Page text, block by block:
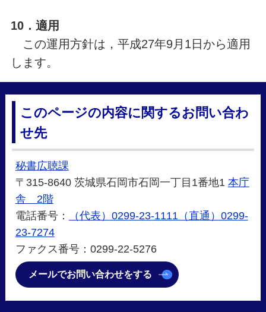
10． 適用
この運用方針は，平成27年9月1日から適用
します。
このページの内容に関するお問い合わ
せ先
秘書広聴課
〒315-8640 茨城県石岡市石岡一丁目1番地1 本庁
舎 2階
電話番号：
（代表）0299-23-1111（直通）0299-
23-7274
ファクス番号：0299-22-5276
メールでお問い合わせをする